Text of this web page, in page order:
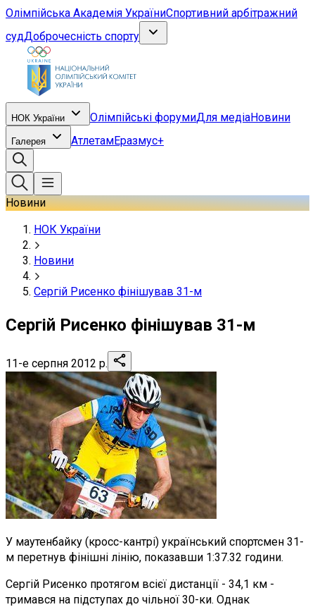
Олімпійська Академія УкраїниСпортивний арбітражний
судДоброчесність спорту
НОК України Олімпійські форумиДля медіаНовини
Галерея АтлетамЕразмус+
Новини
НОК України
Новини
Сергій Рисенко фінішував 31-м
Сергій Рисенко фінішував 31-м
11-е серпня 2012 р.
У маутенбайку (кросс-кантрі) український спортсмен 31-
м перетнув фінішні лінію, показавши 1:37.32 години.
Сергій Рисенко протягом всієї дистанції - 34,1 км -
тримався на підступах до чільної 30-ки. Однак